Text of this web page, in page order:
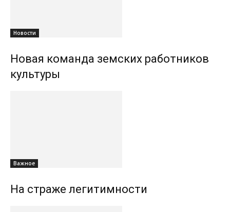
Новости
Новая команда земских работников
культуры
Важное
На страже легитимности